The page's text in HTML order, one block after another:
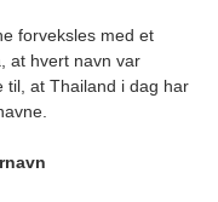
forveksles med et
at hvert navn var
at Thailand i dag har